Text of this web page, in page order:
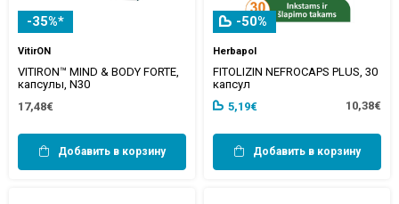
-35%*
VitirON
VITIRON™ MIND & BODY FORTE,
капсулы, N30
17,48€
Добавить в корзину
-50%
Herbapol
FITOLIZIN NEFROCAPS PLUS, 30
капсул
5,19€
10,38€
Добавить в корзину